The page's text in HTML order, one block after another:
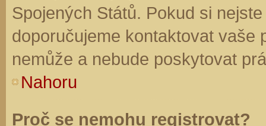
Spojených Států. Pokud si
doporučujeme kontaktovat vaše
nemůže a nebude poskytovat
Nahoru
Proč se nemohu registrovat?